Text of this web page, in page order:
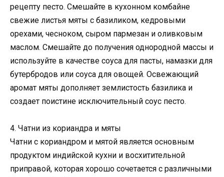
рецепту песто. Смешайте в кухонном комбайне
свежие листья мяты с базиликом, кедровыми
орехами, чесноком, сыром пармезан и оливковым
маслом. Смешайте до получения однородной массы и
используйте в качестве соуса для пасты, намазки для
бутербродов или соуса для овощей. Освежающий
аромат мяты дополняет землистость базилика и
создает поистине исключительный соус песто.
4. Чатни из кориандра и мяты
Чатни с кориандром и мятой является основным
продуктом индийской кухни и восхитительной
приправой, которая хорошо сочетается с различными